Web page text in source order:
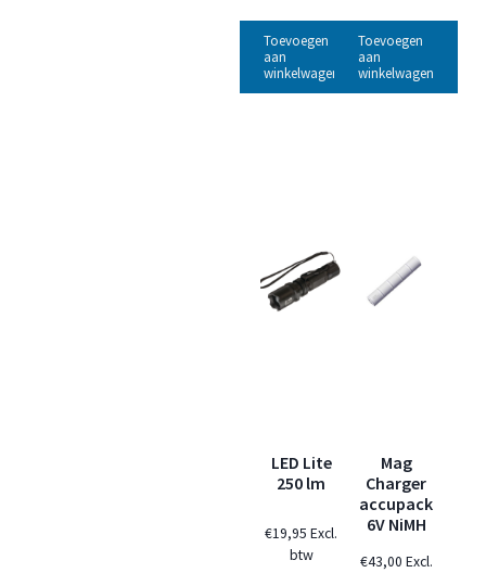
Toevoegen
aan
winkelwagen
Toevoegen
aan
winkelwagen
LED Lite
250 lm
€19,95 Excl.
btw
Mag
Charger
accupack
6V NiMH
€43,00 Excl.